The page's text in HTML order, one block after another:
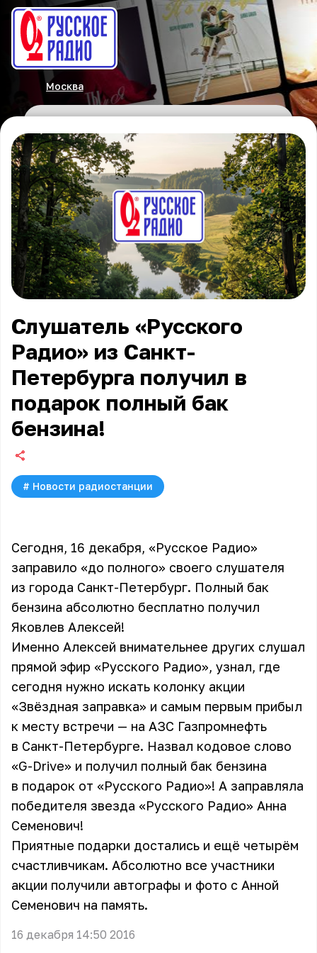
Москва
Слушатель «Русского
Радио» из Санкт-
Петербурга получил в
подарок полный бак
бензина!
# Новости радиостанции
Сегодня, 16 декабря, «Русское Радио»
заправило «до полного» своего слушателя
из города Санкт-Петербург. Полный бак
бензина абсолютно бесплатно получил
Яковлев Алексей!
Именно Алексей внимательнее других слушал
прямой эфир «Русского Радио», узнал, где
сегодня нужно искать колонку акции
«Звёздная заправка» и самым первым прибыл
к месту встречи — на АЗС Газпромнефть
в Санкт-Петербурге. Назвал кодовое слово
«G-Drive» и получил полный бак бензина
в подарок от «Русского Радио»! А заправляла
победителя звезда «Русского Радио» Анна
Семенович!
Приятные подарки достались и ещё четырём
счастливчикам. Абсолютно все участники
акции получили автографы и фото с Анной
Семенович на память.
16 декабря 14:50 2016